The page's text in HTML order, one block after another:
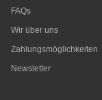
FAQs
Wir über uns
Zahlungsmöglichkeiten
Newsletter